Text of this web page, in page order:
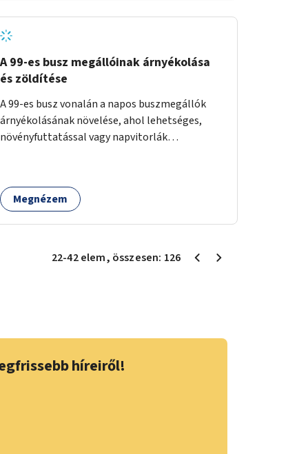
A 99-es busz megállóinak árnyékolása
és zöldítése
A 99-es busz vonalán a napos buszmegállók
árnyékolásának növelése, ahol lehetséges,
növényfuttatással vagy napvitorlák
figyelembevételével.
Megnézem
22-42elem, összesen: 126
híreiről!